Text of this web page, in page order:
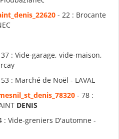
denis _22620 - 22 : Brocante
: Vide-garage, vide-maison,
: Marché de Noël - LAVAL
denis _78320 - 78 :
DENIS
: Vide-greniers D'automne -